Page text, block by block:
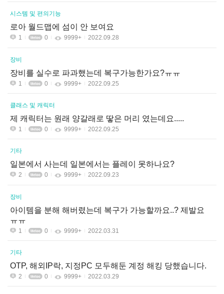
시스템 및 편의기능
로아 월드맵에 섬이 안 보여요
1 0 9999+ 2022.09.28
장비
장비를 실수로 파과했는데 복구가능한가요?ㅠㅠ
1 0 9999+ 2022.09.25
클래스 및 캐릭터
제 캐릭터는 원래 양갈래로 땋은 머리 였는데요.....
1 0 9999+ 2022.09.25
기타
일본에서 사는데 일본에서는 플레이 못하나요?
2 0 9999+ 2022.09.23
장비
아이템을 분해 해버렸는데 복구가 가능할까요..? 제발요
ㅠㅠ
1 0 9999+ 2022.03.31
기타
OTP, 해외IP락, 지정PC 모두해둔 계정 해킹 당했습니다.
2 0 9999+ 2022.03.29